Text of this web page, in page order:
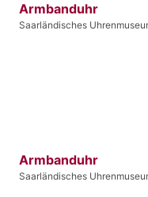
Armbanduhr
Saarländisches
Armbanduhr
Saarländisches